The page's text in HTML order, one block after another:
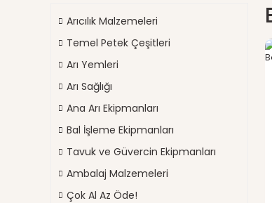
Arıcılık Malzemeleri
Temel Petek Çeşitleri
Arı Yemleri
Arı Sağlığı
Ana Arı Ekipmanları
Bal İşleme Ekipmanları
Tavuk ve Güvercin Ekipmanları
Ambalaj Malzemeleri
Çok Al Az Öde!